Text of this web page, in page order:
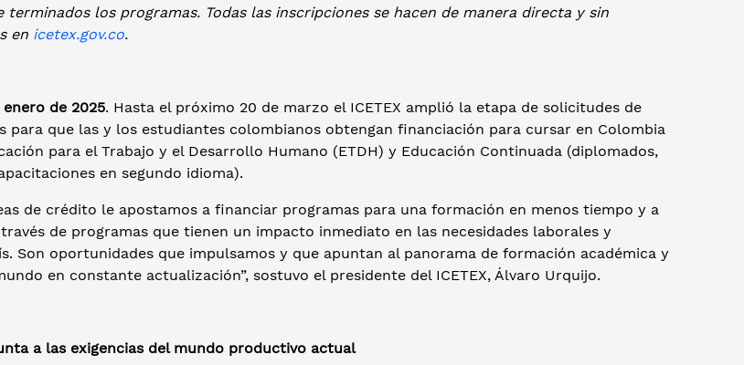
terminados los programas. Todas las inscripciones se hacen de manera directa y sin
en icetex.gov.co.
enero de 2025. Hasta el próximo 20 de marzo el ICETEX amplió la etapa de solicitudes de
para que las y los estudiantes colombianos obtengan financiación para cursar en Colombia
para el Trabajo y el Desarrollo Humano (ETDH) y Educación Continuada (diplomados,
en segundo idioma).
de crédito le apostamos a financiar programas para una formación en menos tiempo y a
de programas que tienen un impacto inmediato en las necesidades laborales y
Son oportunidades que impulsamos y que apuntan al panorama de formación académica y
en constante actualización”, sostuvo el presidente del ICETEX, Álvaro Urquijo.
a las exigencias del mundo productivo actual